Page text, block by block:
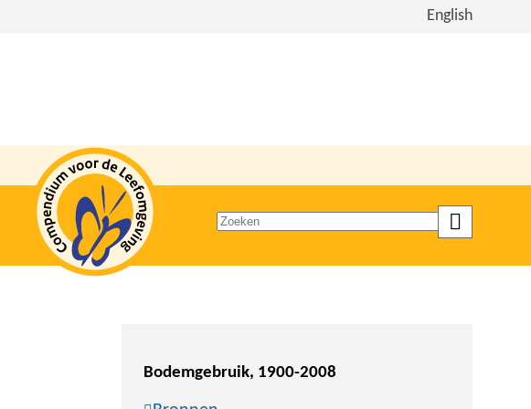
Bekijk
English
Zoeken
Bodemgebruik, 1900-2008